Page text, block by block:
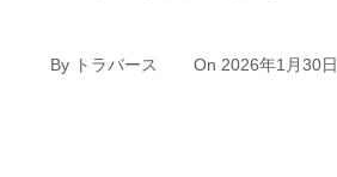
By トラバース On 2026年1月30日